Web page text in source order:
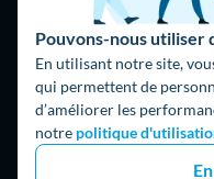
Pouvons-nous utiliser
En utilisant notre site,
qui permettent de
d’améliorer les
notre politique Fait
© 2026 Hello Watt |